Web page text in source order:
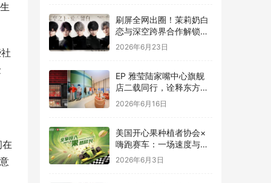
刷屏全网出圈！茉莉奶白
恋与深空跨界合作解锁茶
饮联名新高度
2026年6月23日
EP 雅莹陆家嘴中心旗舰
店二载同行，诠释东方雅
致与有机生活
2026年6月16日
美国开心果种植者协会×
嗨跑赛车：一场速度与能
量的跨界碰撞
2026年6月3日